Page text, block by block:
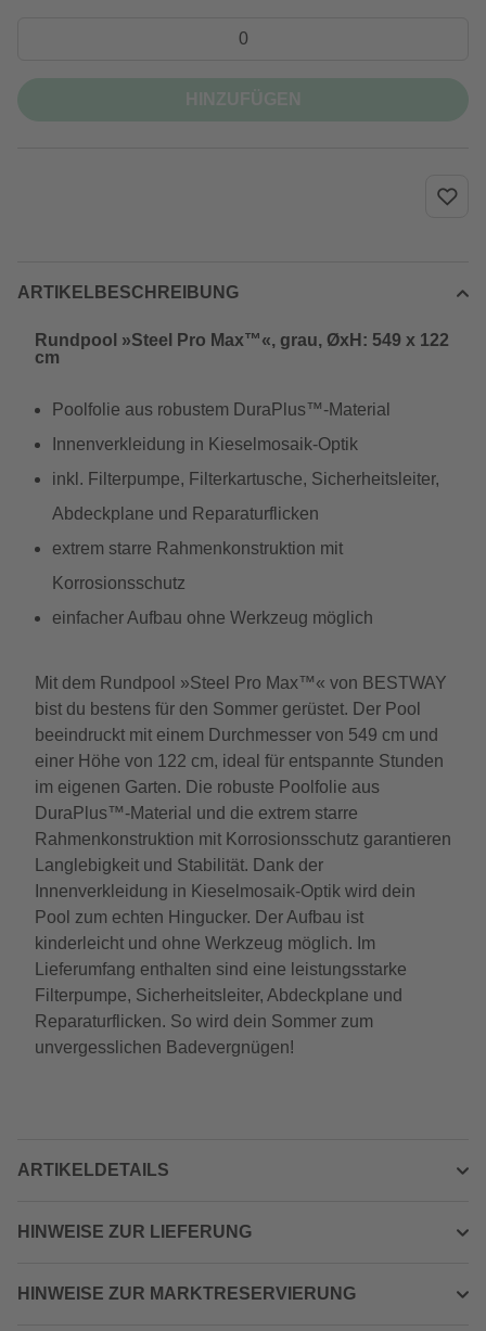
ARTIKELBESCHREIBUNG
Rundpool »Steel Pro Max™«, grau, ØxH: 549 x 122
cm
Poolfolie aus robustem DuraPlus™-Material
Innenverkleidung in Kieselmosaik-Optik
inkl. Filterpumpe, Filterkartusche, Sicherheitsleiter,
Abdeckplane und Reparaturflicken
extrem starre Rahmenkonstruktion mit
Korrosionsschutz
einfacher Aufbau ohne Werkzeug möglich
Mit dem Rundpool »Steel Pro Max™« von BESTWAY
bist du bestens für den Sommer gerüstet. Der Pool
beeindruckt mit einem Durchmesser von 549 cm und
einer Höhe von 122 cm, ideal für entspannte Stunden
im eigenen Garten. Die robuste Poolfolie aus
DuraPlus™-Material und die extrem starre
Rahmenkonstruktion mit Korrosionsschutz garantieren
Langlebigkeit und Stabilität. Dank der
Innenverkleidung in Kieselmosaik-Optik wird dein
Pool zum echten Hingucker. Der Aufbau ist
kinderleicht und ohne Werkzeug möglich. Im
Lieferumfang enthalten sind eine leistungsstarke
Filterpumpe, Sicherheitsleiter, Abdeckplane und
Reparaturflicken. So wird dein Sommer zum
unvergesslichen Badevergnügen!
ARTIKELDETAILS
HINWEISE ZUR LIEFERUNG
HINWEISE ZUR MARKTRESERVIERUNG